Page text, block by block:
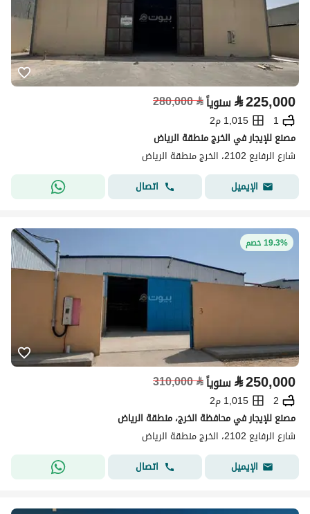
⃁225,000 سنوياً⃁
280,000
1
1,015 م2
مصنع للإيجار في الخرج منطقة الرياض
شارع الرفايع 2102، الخرج منطقة الرياض
الإيميل
اتصال
19.3% خصم
⃁250,000 سنوياً⃁
310,000
2
1,015 م2
مصنع للإيجار في محافظة الخرج، منطقة الرياض
شارع الرفايع 2102، الخرج منطقة الرياض
الإيميل
اتصال